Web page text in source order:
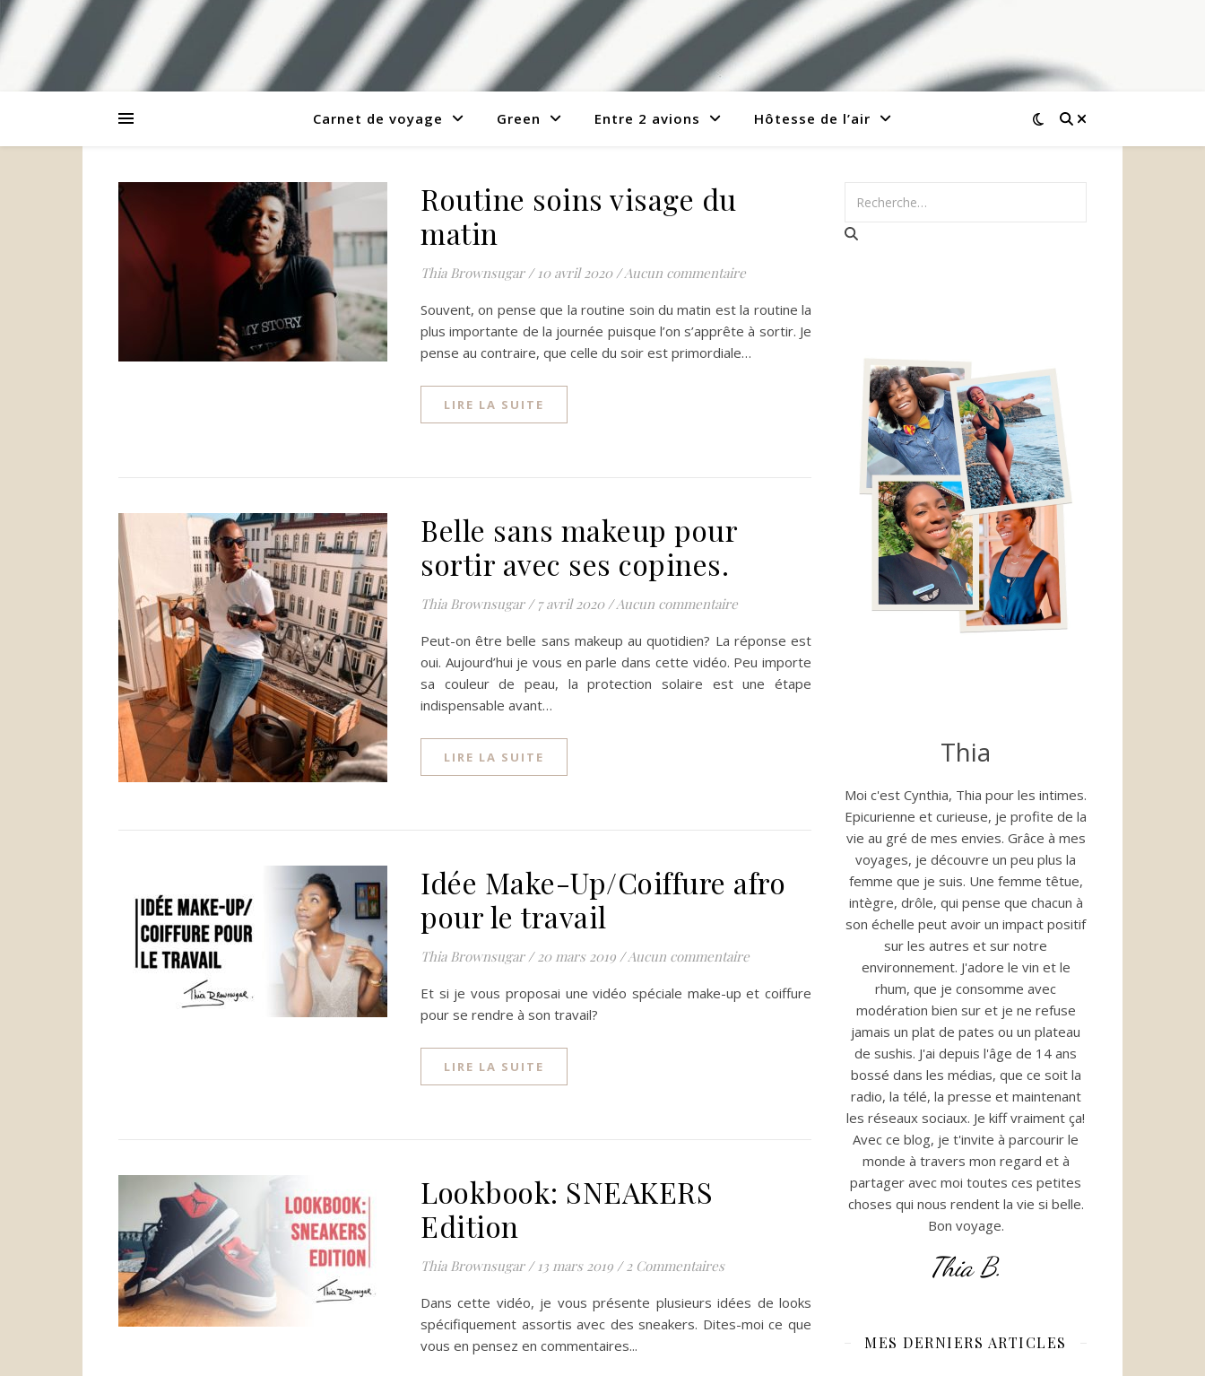
Carnet de voyage Green Entre 2 avions Hôtesse de l’air
Routine soins visage du
matin
Thia Brownsugar / 10 avril 2020 /Aucun commentaire
Souvent, on pense que la routine soin du matin est la routine la
plus importante de la journée puisque l’on s’apprête à sortir. Je
pense au contraire, que celle du soir est primordiale…
LIRE LA SUITE
Belle sans makeup pour
sortir avec ses copines.
Thia Brownsugar / 7 avril 2020 /Aucun commentaire
Peut-on être belle sans makeup au quotidien? La réponse est
oui. Aujourd’hui je vous en parle dans cette vidéo. Peu importe
sa couleur de peau, la protection solaire est une étape
indispensable avant…
LIRE LA SUITE
Idée Make-Up/Coiffure afro
pour le travail
Thia Brownsugar / 20 mars 2019 /Aucun commentaire
Et si je vous proposai une vidéo spéciale make-up et coiffure
pour se rendre à son travail?
LIRE LA SUITE
Lookbook: SNEAKERS
Edition
Thia Brownsugar / 13 mars 2019 / 2 Commentaires
Dans cette vidéo, je vous présente plusieurs idées de looks
spécifiquement assortis avec des sneakers. Dites-moi ce que
vous en pensez en commentaires...
Thia
Moi c'est Cynthia, Thia pour les intimes.
Epicurienne et curieuse, je profite de la
vie au gré de mes envies. Grâce à mes
voyages, je découvre un peu plus la
femme que je suis. Une femme têtue,
intègre, drôle, qui pense que chacun à
son échelle peut avoir un impact positif
sur les autres et sur notre
environnement. J'adore le vin et le
rhum, que je consomme avec
modération bien sur et je ne refuse
jamais un plat de pates ou un plateau
de sushis. J'ai depuis l'âge de 14 ans
bossé dans les médias, que ce soit la
radio, la télé, la presse et maintenant
les réseaux sociaux. Je kiff vraiment ça!
Avec ce blog, je t'invite à parcourir le
monde à travers mon regard et à
partager avec moi toutes ces petites
choses qui nous rendent la vie si belle.
Bon voyage.
Thia B.
MES DERNIERS ARTICLES